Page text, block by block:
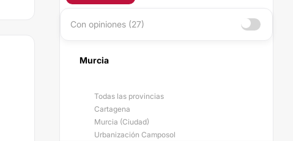
Con opiniones (27)
Murcia
Todas las provincias
Cartagena
Murcia (Ciudad)
Urbanización Camposol